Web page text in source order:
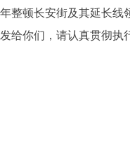
整顿长安街及其延长
给你们，请认真贯彻执